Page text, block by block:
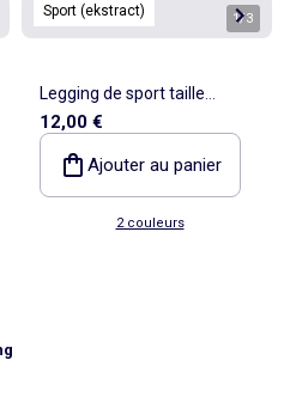
Sport (ekstract) 1/3
Legging de sport taille
twistée - (ekstract)
12,00 €
Ajouter au panier
2 couleurs